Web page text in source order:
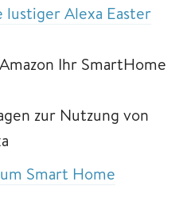
lustiger Alexa Easter
Ihr SmartHome
zur Nutzung von
Smart Home